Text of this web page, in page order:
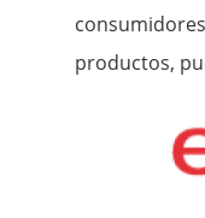
productos,